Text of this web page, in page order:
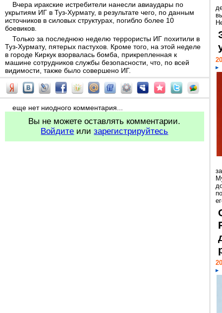
Вчера иракские истребители нанесли авиаудары по
укрытиям ИГ в Туз-Хурмату, в результате чего, по данным
источников в силовых структурах, погибло более 10
боевиков.
Только за последнюю неделю террористы ИГ похитили в
Туз-Хурмату, пятерых пастухов. Кроме того, на этой неделе
в городе Киркук взорвалась бомба, прикрепленная к
машине сотрудников службы безопасности, что, по всей
видимости, также было совершено ИГ.
еще нет ниодного комментария...
Вы не можете оставлять комментарии.
Войдите илизарегистрируйтесь